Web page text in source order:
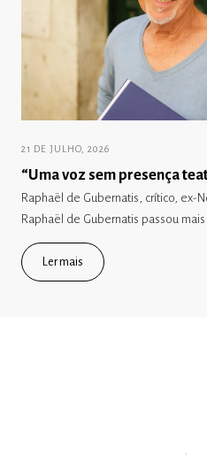
21 DE JULHO, 2026
“Uma voz sem presença
Raphaël de Gubernatis, crítico, ex-
Raphaël de Gubernatis passou mais
Ler mais